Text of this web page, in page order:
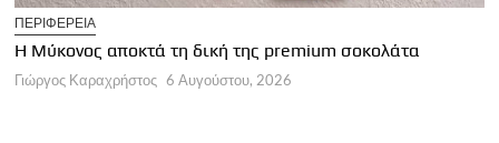
ΠΕΡΙΦΕΡΕΙΑ
Η Μύκονος αποκτά τη δική της premium σοκολάτα
Γιώργος Καραχρήστος 6 Αυγούστου, 2026